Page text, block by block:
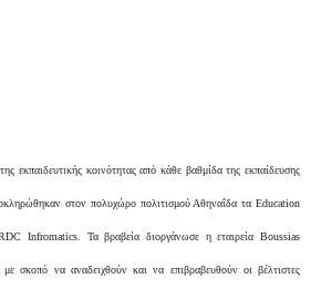
εκπαιδευτικής κοινότητας από κάθε βαθμίδα της εκπαίδευσης
στον πολυχώρο πολιτισμού Αθηναΐδα τα Education
Infromatics. Τα βραβεία διοργάνωσε η εταιρεία Boussias
σκοπό να αναδειχθούν και να επιβραβευθούν οι βέλτιστες